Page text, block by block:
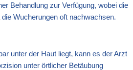
Behandlung zur Verfügung, wobei die
Wucherungen oft nachwachsen.
unter der Haut liegt, kann es der Arzt
unter örtlicher Betäubung